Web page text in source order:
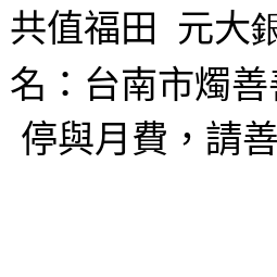
共值福田
元大
名：台南市燭
停與月費，請